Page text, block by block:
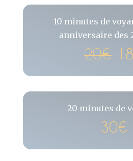
10 minutes de
anniversaire des
20€
20 minutes de
30€